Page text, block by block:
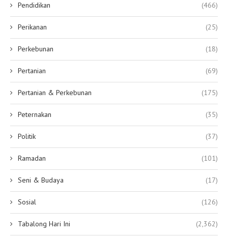
Pendidikan (466)
Perikanan (25)
Perkebunan (18)
Pertanian (69)
Pertanian & Perkebunan (175)
Peternakan (35)
Politik (37)
Ramadan (101)
Seni & Budaya (17)
Sosial (126)
Tabalong Hari Ini (2,362)